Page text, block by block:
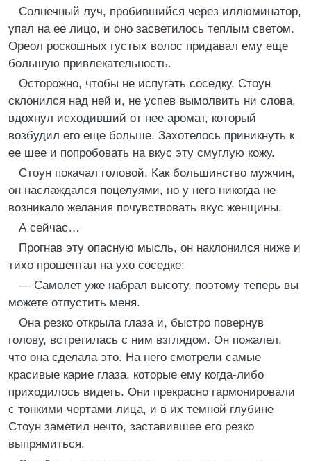
Солнечный луч, пробившийся через иллюминатор,
упал на ее лицо, и оно засветилось теплым светом.
Ореол роскошных густых волос придавал ему еще
большую привлекательность.
Осторожно, чтобы не испугать соседку, Стоун
склонился над ней и, не успев вымолвить ни слова,
вдохнул исходивший от нее аромат, который
возбудил его еще больше. Захотелось приникнуть к
ее шее и попробовать на вкус эту смуглую кожу.
Стоун покачал головой. Как большинство мужчин,
он наслаждался поцелуями, но у него никогда не
возникало желания почувствовать вкус женщины.
А сейчас…
Прогнав эту опасную мысль, он наклонился ниже и
тихо прошептал на ухо соседке:
— Самолет уже набрал высоту, поэтому теперь вы
можете отпустить меня.
Она резко открыла глаза и, быстро повернув
голову, встретилась с ним взглядом. Он пожалел,
что она сделала это. На него смотрели самые
красивые карие глаза, которые ему когда-либо
приходилось видеть. Они прекрасно гармонировали
с тонкими чертами лица, и в их темной глубине
Стоун заметил нечто, заставившее его резко
выпрямиться.